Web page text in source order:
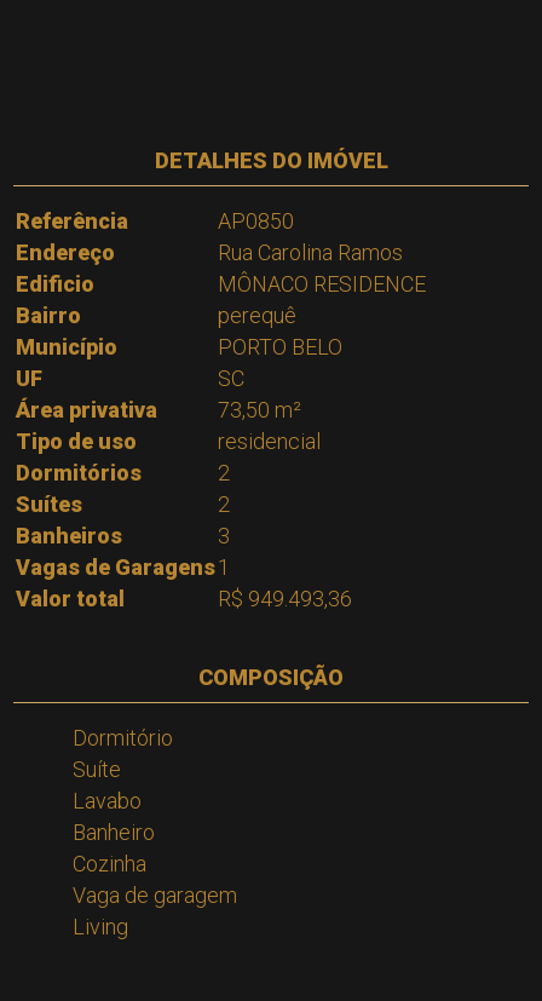
DETALHES DO IMÓVEL
Referência
AP0850
Endereço
Rua Carolina Ramos
Edificio
MÔNACO RESIDENCE
Bairro
perequê
Município
PORTO BELO
UF
SC
Área privativa
73,50 m²
Tipo de uso
residencial
Dormitórios
2
Suítes
2
Banheiros
3
Vagas de Garagens1
Valor total
R$ 949.493,36
COMPOSIÇÃO
Dormitório
Suíte
Lavabo
Banheiro
Cozinha
Vaga de garagem
Living